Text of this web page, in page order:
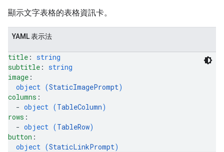
顯示文字表格的表格資訊卡。
YAML 表示法
title : string
subtitle : string
image :
object (StaticImagePrompt)
columns :
  -
object (TableColumn)
rows :
  -
object (TableRow)
button :
object (StaticLinkPrompt)